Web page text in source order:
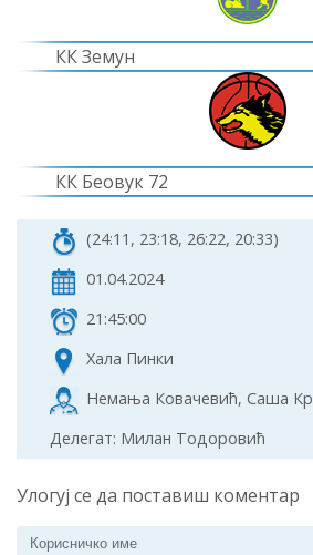
КК Земун
КК Беовук 72
(24:11, 23:18, 26:22, 20:33)
01.04.2024
21:45:00
Хала Пинки
Немања Ковачевић, Саша
Делегат: Милан Тодоровић
Улогуј се да поставиш коментар